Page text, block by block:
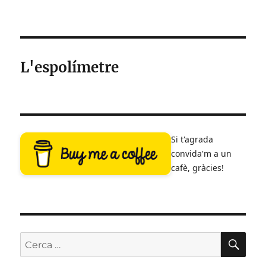
l’audiovisual
L'espolímetre
Si t'agrada
convida'm a un
cafè, gràcies!
Cerca: